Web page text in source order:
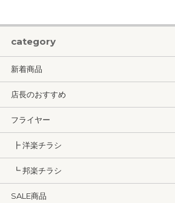
category
新着商品
店長のおすすめ
フライヤー
┣ 洋楽チラシ
┗ 邦楽チラシ
SALE商品